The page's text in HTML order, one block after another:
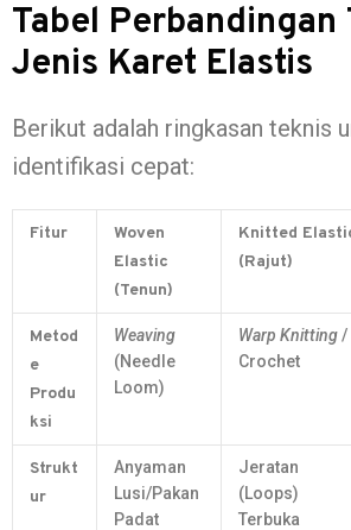
Tabel Perbandingan
Jenis Karet Elastis
Berikut adalah ringkasan teknis
identifikasi cepat:
Fitur
Woven
Elastic
(Tenun)
Knitted
(Rajut)
Metod
e
Produ
ksi
Weaving
(Needle
Loom)
Warp Knitting/
Crochet
Strukt
ur
Anyaman
Lusi/Pakan
Padat
Jeratan
(Loops)
Terbuka